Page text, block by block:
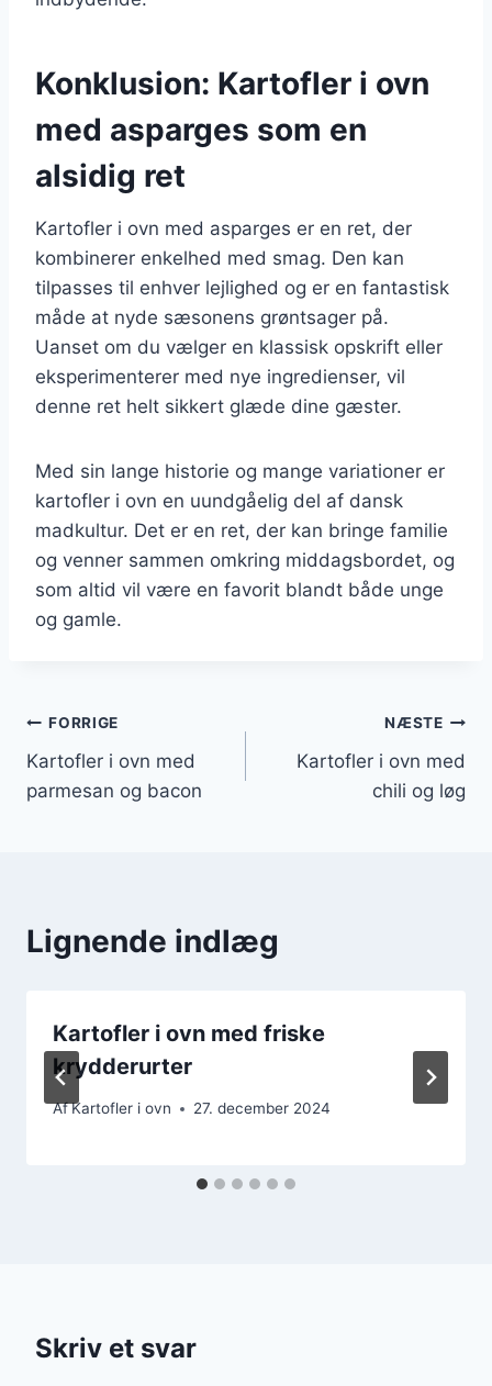
Konklusion: Kartofler i ovn
med asparges som en
alsidig ret
Kartofler i ovn med asparges er en ret, der
kombinerer enkelhed med smag. Den kan
tilpasses til enhver lejlighed og er en fantastisk
måde at nyde sæsonens grøntsager på.
Uanset om du vælger en klassisk opskrift eller
eksperimenterer med nye ingredienser, vil
denne ret helt sikkert glæde dine gæster.
Med sin lange historie og mange variationer er
kartofler i ovn en uundgåelig del af dansk
madkultur. Det er en ret, der kan bringe familie
og venner sammen omkring middagsbordet, og
som altid vil være en favorit blandt både unge
og gamle.
Indlægsnavigation
FORRIGE
Kartofler i ovn med
parmesan og bacon
NÆSTE
Kartofler i ovn med
chili og løg
Lignende indlæg
Kartofler i ovn med friske
krydderurter
AfKartofler i ovn 27. december 2024
Skriv et svar